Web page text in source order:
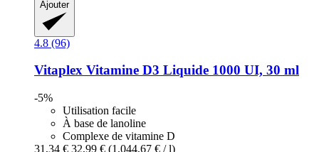
Ajouter
4.8 (96)
Vitaplex Vitamine D3 Liquide 1000 UI, 30 ml
-5%
Utilisation facile
À base de lanoline
Complexe de vitamine D
31,34 € 32,99 € (1.044,67 € / l)